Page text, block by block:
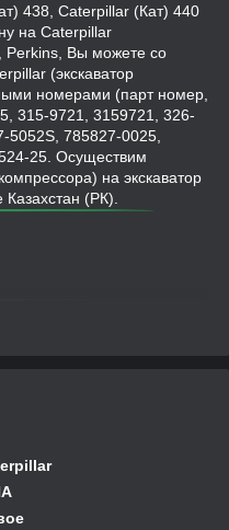
438, Caterpillar (Кат) 440
на Caterpillar
Perkins, Вы можете со
(экскаватор
номерами (парт номер,
315-9721, 3159721, 326-
5052S, 785827-0025,
25. Осуществим
на экскаватор
Казахстан (РК).